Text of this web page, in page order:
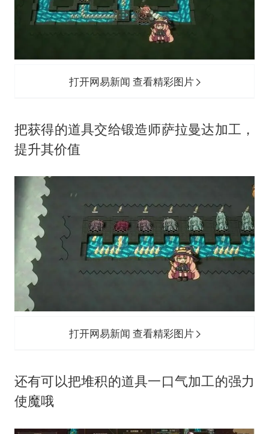
打开网易新闻 查看精彩图片
把获得的道具交给锻造师萨拉曼达加工，
提升其价值
打开网易新闻 查看精彩图片
还有可以把堆积的道具一口气加工的强力
使魔哦